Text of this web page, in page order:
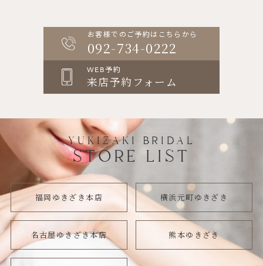
お客様でのご予約はこちらから
092-734-0222
WEB予約
来店予約フォーム
YUKIZAKI BRIDAL
STORE LIST
福岡ゆきざき本店 横浜元町ゆきざき
名古屋ゆきざき本店 熊本ゆきざき